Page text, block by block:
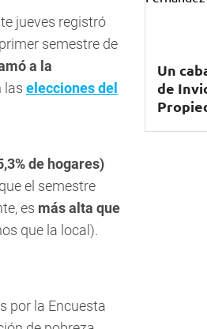
jueves registró
semestre de
a la
las elecciones del
de hogares)
el semestre
es más alta que
que la local).
por la Encuesta
Un
de